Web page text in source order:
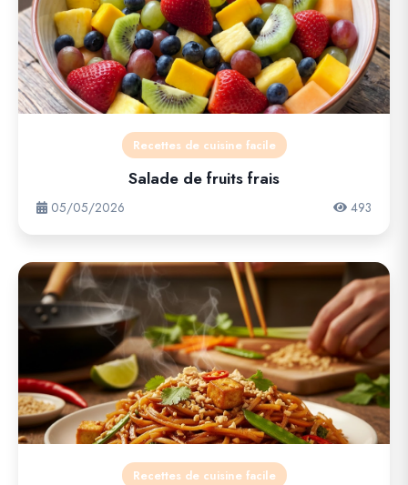
Recettes de cuisine facile
Salade de fruits frais
05/05/2026 493
Recettes de cuisine facile